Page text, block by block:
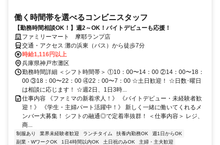
働く時間帯を選べるコンビニスタッフ
【勤務時間相談OK！】週2～OK！バイトデビューも応援！
ファミリーマート 摩耶ランプ店
交通・アクセス 灘の浜東（バス）から徒歩7分
時給1,116円以上
兵庫県神戸市灘区
勤務時間詳細 ＜シフト時間帯＞ ①10：00〜14：00 ②14：00〜18：
00 ③18：00〜22：00 ④22：00〜7：00 ☆土日歓迎！ ☆日数･曜日
は相談に応じます！ ☆週2日、1日3時...
仕事内容 《ファミマの新着求人！》 《バイトデビュー・未経験者歓
迎！》 《学生・主婦パート活躍中！》 新しく一緒に働いてくれるメ
ンバー大募集！ シフトの融通◎で定着率抜群！ ＜仕事内容＞ レジ、
商...
制服あり 業界未経験者歓迎 ランチタイム 扶養内勤務OK
週1日からOK
副業・WワークOK
1日4時間以内OK 土日祝のみOK
主婦・主夫歓迎